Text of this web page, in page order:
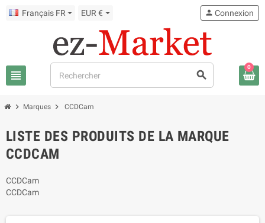
Français FR EUR €
view_headline search
person Connexion
0
chevron_right Marques chevron_right CCDCam
LISTE DES PRODUITS DE LA MARQUE
CCDCAM
CCDCam
CCDCam